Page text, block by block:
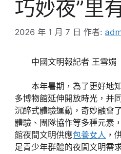
巧妙夜”里
2026 年 1 月 7 日 作者:
中國文明報記者 王雪娟
本年暑期，為了更好地
多博物館延伸開放時光，并
沉醉式體驗運動，奇妙融會
體驗、團隊協作等多種元素
館夜間文明供應包養女人 ，
足青少年群體的夜間文明需